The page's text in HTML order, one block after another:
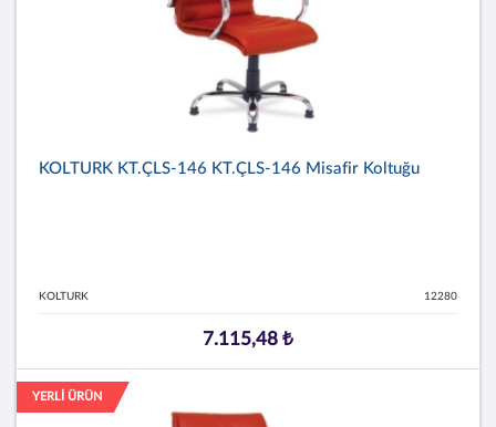
KOLTURK KT.ÇLS-146 KT.ÇLS-146 Misafir Koltuğu
KOLTURK 12280
7.115,48 ₺
YERLİ ÜRÜN